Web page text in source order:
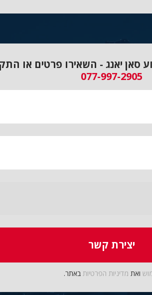
סאן יאנג - השאירו פרטים או
077-997-2905
ואת מדיניות הפרטיות באתר.